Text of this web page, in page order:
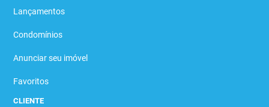
Lançamentos
Condomínios
Anunciar seu imóvel
Favoritos
CLIENTE